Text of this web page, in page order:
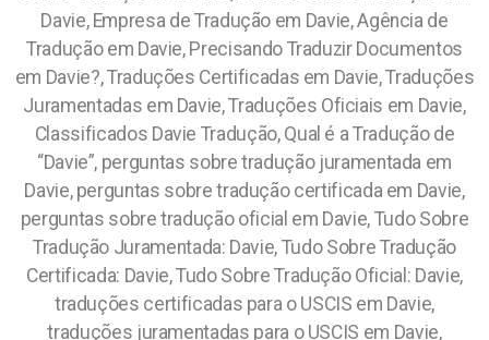
Davie, Empresa de Tradução em Davie, Agência de
Tradução em Davie, Precisando Traduzir Documentos
em Davie?, Traduções Certificadas em Davie, Traduções
Juramentadas em Davie, Traduções Oficiais em Davie,
Classificados Davie Tradução, Qual é a Tradução de
“Davie”, perguntas sobre tradução juramentada em
Davie, perguntas sobre tradução certificada em Davie,
perguntas sobre tradução oficial em Davie, Tudo Sobre
Tradução Juramentada: Davie, Tudo Sobre Tradução
Certificada: Davie, Tudo Sobre Tradução Oficial: Davie,
traduções certificadas para o USCIS em Davie,
traduções juramentadas para o USCIS em Davie,